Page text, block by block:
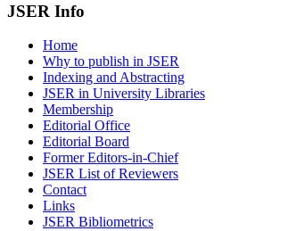
JSER Info
Home
Why to publish in JSER
Indexing and Abstracting
JSER in University Libraries
Membership
Editorial Office
Editorial Board
Former Editors-in-Chief
JSER List of Reviewers
Contact
Links
JSER Bibliometrics